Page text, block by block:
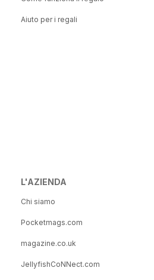
Aiuto per i regali
L'AZIENDA
Chi siamo
Pocketmags.com
magazine.co.uk
JellyfishCoNNect.com